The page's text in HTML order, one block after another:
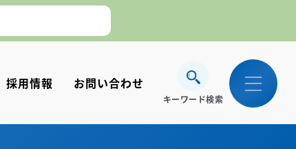
採用情報 お問い合わせ
キーワード検索